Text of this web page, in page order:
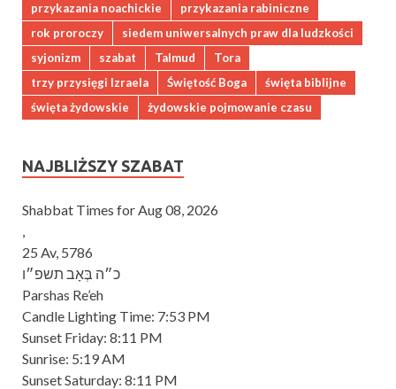
przykazania noachickie
przykazania rabiniczne
rok proroczy
siedem uniwersalnych praw dla ludzkości
syjonizm
szabat Talmud
Tora
trzy przysięgi Izraela
Świętość Boga
święta biblijne
święta żydowskie
żydowskie pojmowanie czasu
NAJBLIŻSZY SZABAT
Shabbat Times for Aug 08, 2026
,
25 Av, 5786
כ״ה בְּאָב תשפ״ו
Parshas Re’eh
Candle Lighting Time: 7:53 PM
Sunset Friday: 8:11 PM
Sunrise: 5:19 AM
Sunset Saturday: 8:11 PM